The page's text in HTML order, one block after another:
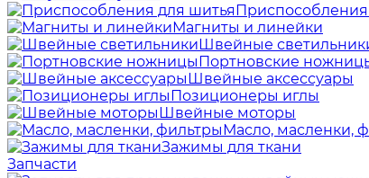
Магниты и линейки
Швейные
Портновские
Швейные аксессуары
Позиционеры иглы
Швейные моторы
Масло, масленки,
Зажимы для ткани
Запчасти